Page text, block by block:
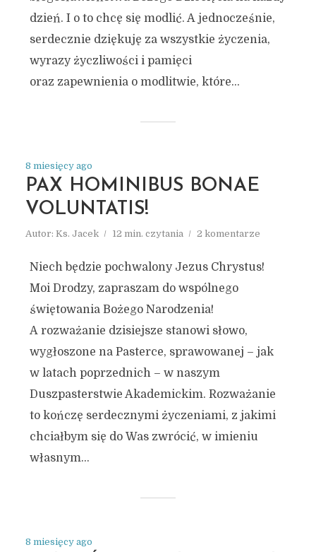
dzień. I o to chcę się modlić. A jednocześnie,
serdecznie dziękuję za wszystkie życzenia,
wyrazy życzliwości i pamięci
oraz zapewnienia o modlitwie, które...
8 miesięcy ago
PAX HOMINIBUS BONAE
VOLUNTATIS!
Autor: Ks. Jacek 12 min. czytania 2 komentarze
Niech będzie pochwalony Jezus Chrystus!
Moi Drodzy, zapraszam do wspólnego
świętowania Bożego Narodzenia!
A rozważanie dzisiejsze stanowi słowo,
wygłoszone na Pasterce, sprawowanej – jak
w latach poprzednich – w naszym
Duszpasterstwie Akademickim. Rozważanie
to kończę serdecznymi życzeniami, z jakimi
chciałbym się do Was zwrócić, w imieniu
własnym...
8 miesięcy ago